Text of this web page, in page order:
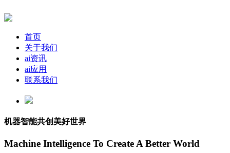
首页
关于我们
ai资讯
ai应用
联系我们
机器智能共创美好世界
Machine Intelligence To Create A Better World